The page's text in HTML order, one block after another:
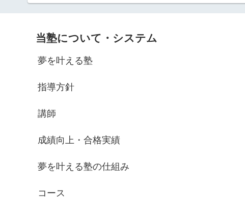
当塾について・システム
夢を叶える塾
指導方針
講師
成績向上・合格実績
夢を叶える塾の仕組み
コース